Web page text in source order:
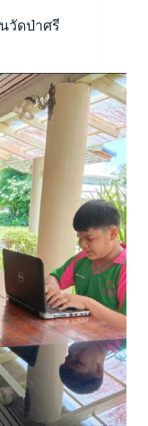
วัดป่าศรี